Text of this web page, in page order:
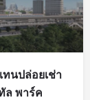
นปล่อยเช่า
ล พาร์ค